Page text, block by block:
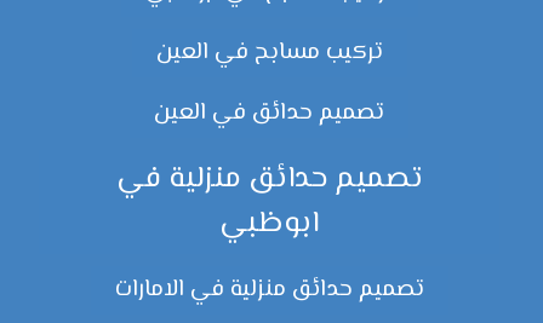
تركيب مسابح في العين
تصميم حدائق في العين
تصميم حدائق منزلية في
ابوظبي
تصميم حدائق منزلية في الامارات